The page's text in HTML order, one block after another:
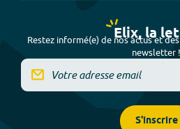
Elix, la
Restez informé(e) de nos actus et
newsletter !
S'inscrire